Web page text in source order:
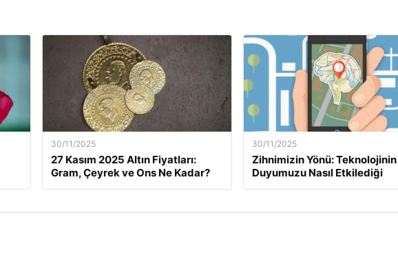
30/11/2025
27 Kasım 2025 Altın Fiyatları:
Gram, Çeyrek ve Ons Ne Kadar?
30/11/2025
Zihnimizin Yönü: Teknolojinin
Duyumuzu Nasıl Etkilediği